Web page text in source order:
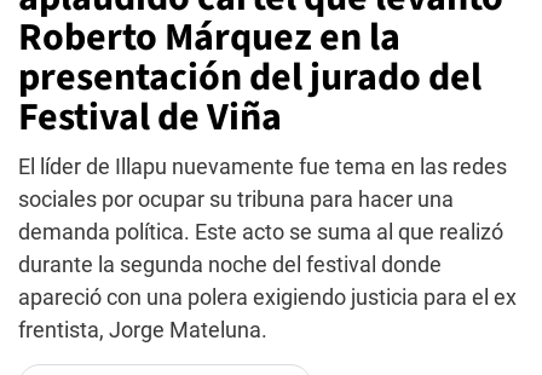
Roberto Márquez en la
presentación del jurado del
Festival de Viña
El líder de Illapu nuevamente fue tema en las redes
sociales por ocupar su tribuna para hacer una
demanda política. Este acto se suma al que realizó
durante la segunda noche del festival donde
apareció con una polera exigiendo justicia para el ex
frentista, Jorge Mateluna.